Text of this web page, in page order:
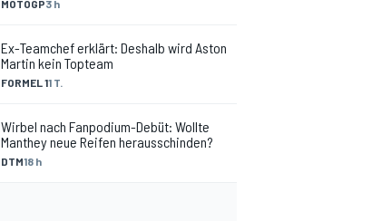
MOTOGP3 h
FORMEL 11 T.
Ex-Teamchef erklärt: Deshalb wird Aston
Martin kein Topteam
DTM18 h
Wirbel nach Fanpodium-Debüt: Wollte
Manthey neue Reifen herausschinden?